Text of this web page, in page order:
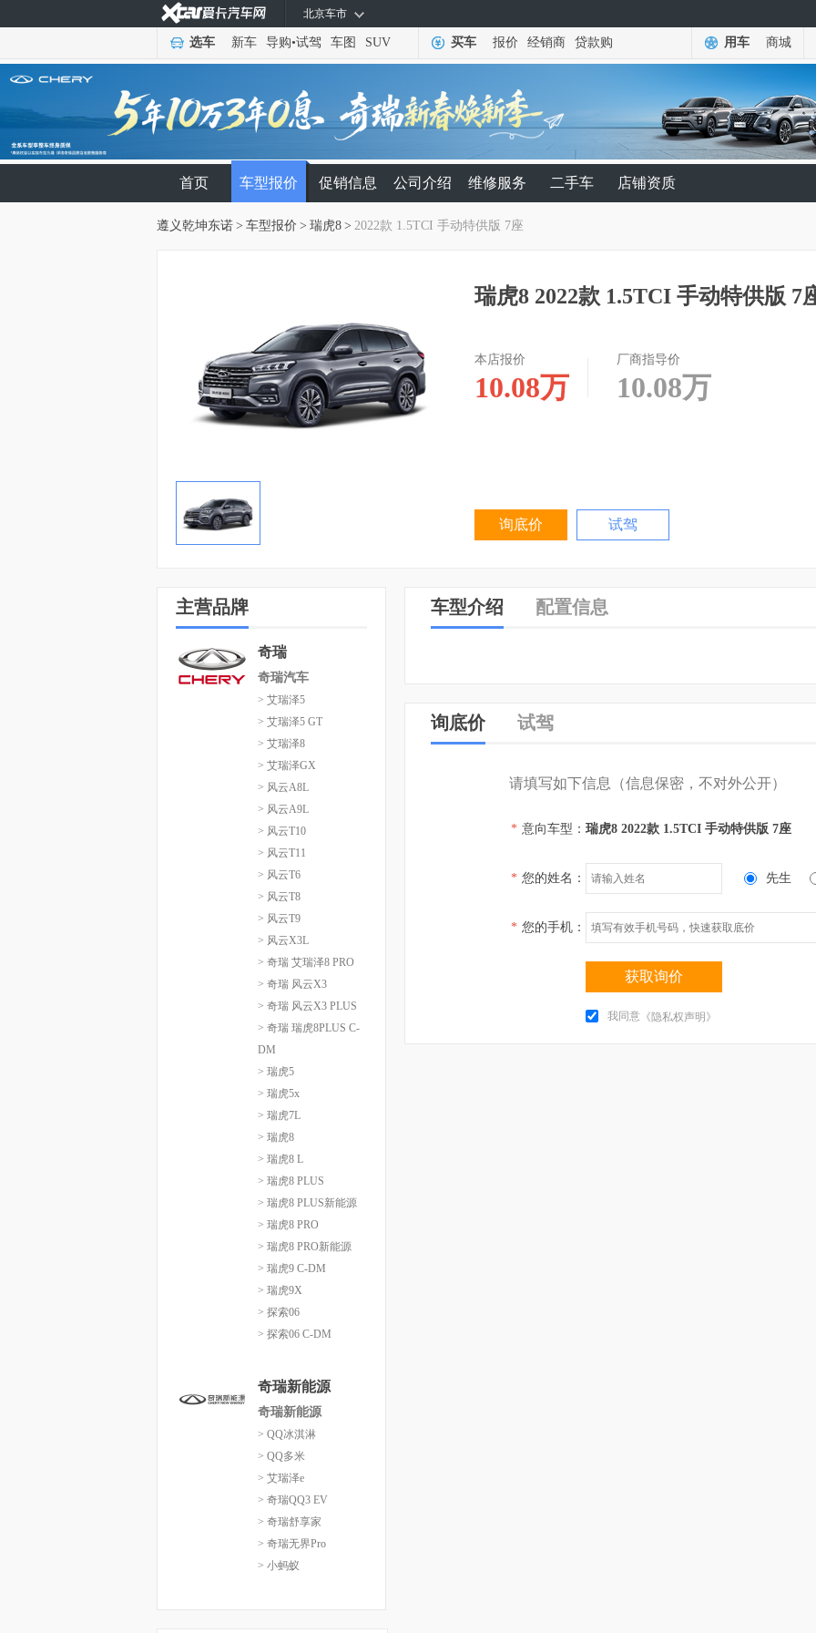
北京车市
选车 新车 导购•试驾 车图 SUV 买车 报价 经销商 贷款购 用车 商城
首页 车型报价 促销信息 公司介绍 维修服务 二手车 店铺资质
遵义乾坤东诺 > 车型报价 > 瑞虎8 > 2022款 1.5TCI 手动特供版 7座
瑞虎8 2022款 1.5TCI 手动特供版 7
本店报价
10.08万
厂商指导价
10.08万
询底价 试驾
主营品牌
奇瑞
奇瑞汽车
> 艾瑞泽5
> 艾瑞泽5 GT
> 艾瑞泽8
> 艾瑞泽GX
> 风云A8L
> 风云A9L
> 风云T10
> 风云T11
> 风云T6
> 风云T8
> 风云T9
> 风云X3L
> 奇瑞 艾瑞泽8 PRO
> 奇瑞 风云X3
> 奇瑞 风云X3 PLUS
> 奇瑞 瑞虎8PLUS C-
DM
> 瑞虎5
> 瑞虎5x
> 瑞虎7L
> 瑞虎8
> 瑞虎8 L
> 瑞虎8 PLUS
> 瑞虎8 PLUS新能源
> 瑞虎8 PRO
> 瑞虎8 PRO新能源
> 瑞虎9 C-DM
> 瑞虎9X
> 探索06
> 探索06 C-DM
奇瑞新能源
奇瑞新能源
> QQ冰淇淋
> QQ多米
> 艾瑞泽e
> 奇瑞QQ3 EV
> 奇瑞舒享家
> 奇瑞无界Pro
> 小蚂蚁
车型介绍 配置信息
询底价 试驾
请填写如下信息（信息保密，不对外公开）
* 意向车型： 瑞虎8 2022款 1.5TCI 手动特供版 7座
* 您的姓名： 先生
* 您的手机：
获取询价
我同意 《隐私权声明》